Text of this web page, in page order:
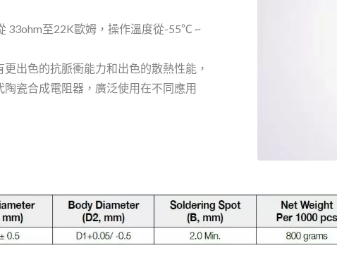
33ohm至22K歐姆，操作溫度從-55℃ ~
出色的抗脈衝能力和出色的散熱性能，
瓷合成電阻器，廣泛使用在不同應用